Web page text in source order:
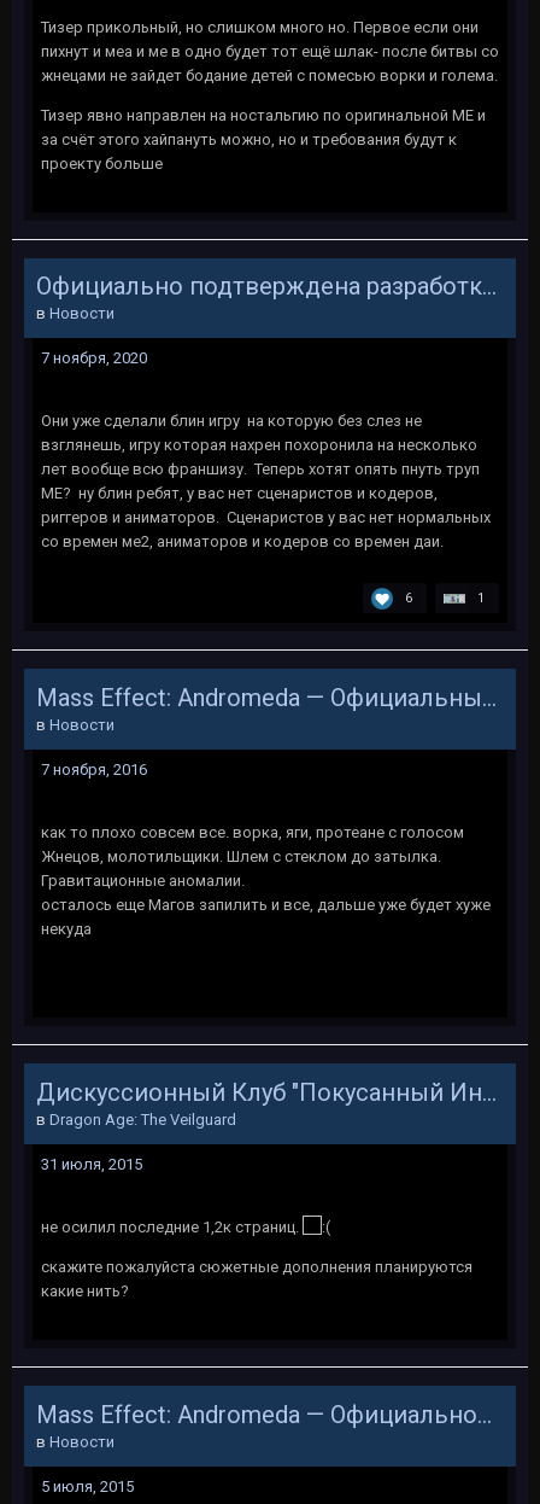
Тизер прикольный, но слишком много но. Первое если они
пихнут и меа и ме в одно будет тот ещё шлак- после битвы со
жнецами не зайдет бодание детей с помесью ворки и голема.
Тизер явно направлен на ностальгию по оригинальной МЕ и
за счёт этого хайпануть можно, но и требования будут к
проекту больше
Официально подтверждена разработка следующей части Mass Effect
в Новости
7 ноября, 2020
Они уже сделали блин игру на которую без слез не
взглянешь, игру которая нахрен похоронила на несколько
лет вообще всю франшизу. Теперь хотят опять пнуть труп
МЕ? ну блин ребят, у вас нет сценаристов и кодеров,
риггеров и аниматоров. Сценаристов у вас нет нормальных
со времен ме2, аниматоров и кодеров со времен даи.
6 1
Mass Effect: Andromeda — Официальный трейлер ко дню N7
в Новости
7 ноября, 2016
как то плохо совсем все. ворка, яги, протеане с голосом
Жнецов, молотильщики. Шлем с стеклом до затылка.
Гравитационные аномалии.
осталось еще Магов запилить и все, дальше уже будет хуже
некуда
Дискуссионный Клуб "Покусанный Инквизитор"
в Dragon Age: The Veilguard
31 июля, 2015
не осилил последние 1,2к страниц.
скажите пожалуйста сюжетные дополнения планируются
какие нить?
Mass Effect: Andromeda — Официальное название, первый трейлер и дата выхода игры
в Новости
5 июля, 2015